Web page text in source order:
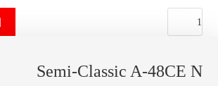
Semi-
A-
Semi-Classic A-48CE N